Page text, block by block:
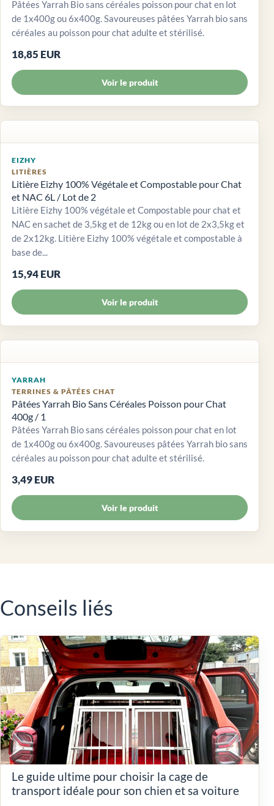
Pâtées Yarrah Bio sans céréales poisson pour chat en lot
de 1x400g ou 6x400g. Savoureuses pâtées Yarrah bio sans
céréales au poisson pour chat adulte et stérilisé.
18,85 EUR
Voir le produit
EIZHY
LITIÈRES
Litière Eizhy 100% Végétale et Compostable pour Chat
et NAC 6L / Lot de 2
Litière Eizhy 100% végétale et Compostable pour chat et
NAC en sachet de 3,5kg et de 12kg ou en lot de 2x3,5kg et
de 2x12kg. Litière Eizhy 100% végétale et compostable à
base de...
15,94 EUR
Voir le produit
YARRAH
TERRINES & PÂTÉES CHAT
Pâtées Yarrah Bio Sans Céréales Poisson pour Chat
400g / 1
Pâtées Yarrah Bio sans céréales poisson pour chat en lot
de 1x400g ou 6x400g. Savoureuses pâtées Yarrah bio sans
céréales au poisson pour chat adulte et stérilisé.
3,49 EUR
Voir le produit
Conseils liés
Le guide ultime pour choisir la cage de
transport idéale pour son chien et sa voiture